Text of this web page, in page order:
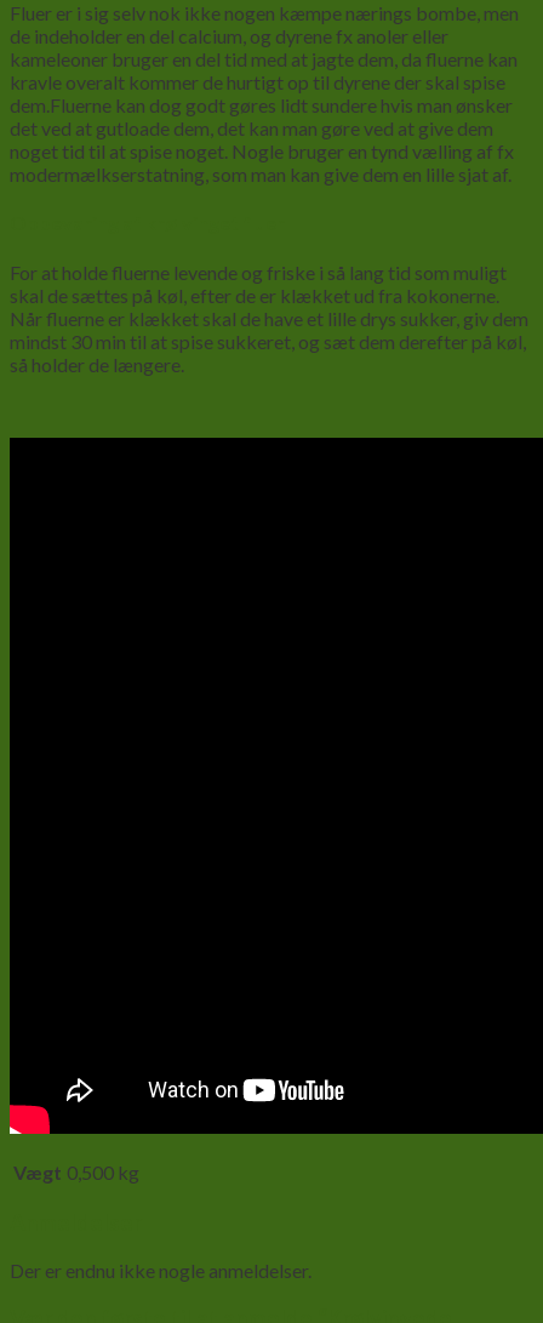
Fluer er i sig selv nok ikke nogen kæmpe nærings bombe, men
de indeholder en del calcium, og dyrene fx anoler eller
kameleoner bruger en del tid med at jagte dem, da fluerne kan
kravle overalt kommer de hurtigt op til dyrene der skal spise
dem.Fluerne kan dog godt gøres lidt sundere hvis man ønsker
det ved at gutloade dem, det kan man gøre ved at give dem
noget tid til at spise noget. Nogle bruger en tynd vælling af fx
modermælkserstatning, som man kan give dem en lille sjat af.
For at holde fluerne levende og friske i så lang tid som muligt
skal de sættes på køl, efter de er klækket ud fra kokonerne.
Når fluerne er klækket skal de have et lille drys sukker, giv dem
mindst 30 min til at spise sukkeret, og sæt dem derefter på køl,
så holder de længere.
Vægt 0,500 kg
Der er endnu ikke nogle anmeldelser.